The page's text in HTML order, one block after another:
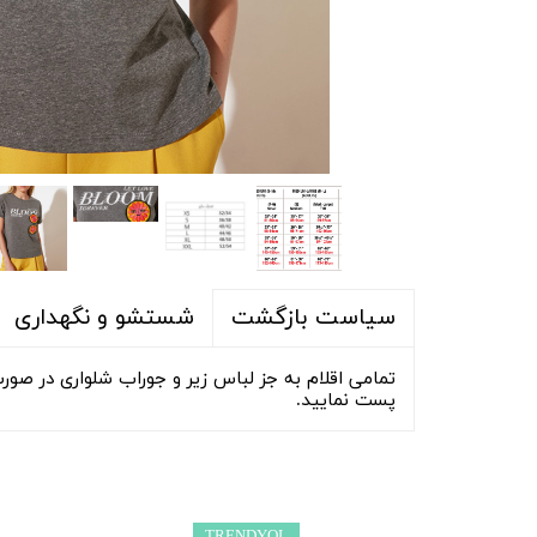
سیاست بازگشت شستشو و نگهداری
پست نمایید.